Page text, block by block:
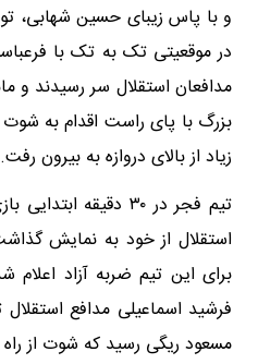
و با پاس زیبای حسین شهابی،
در موقعیتی تک به تک با
مدافعان استقلال سر رسیدند و
بزرگ با پای راست اقدام به
زیاد از بالای دروازه به بیرون رفت.
تیم فجر در ۳۰ دقیقه
برای این تیم ضربه آزاد
فرشید اسماعیلی مدافع
مسعود ریگی رسید که شوت از راه